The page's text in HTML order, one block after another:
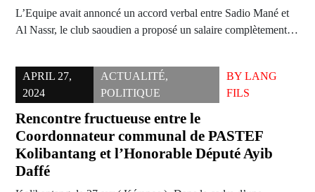
L’Equipe avait annoncé un accord verbal entre Sadio Mané et
Al Nassr, le club saoudien a proposé un salaire complètement…
APRIL 27,
2024
ACTUALITÉ,
POLITIQUE
BYLANG
FILS
Rencontre fructueuse entre le
Coordonnateur communal de PASTEF
Kolibantang et l’Honorable Député Ayib
Daffé